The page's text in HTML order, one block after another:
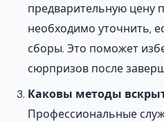
предварительную цену
необходимо уточнить,
сборы. Это поможет
сюрпризов после
Каковы методы
Профессиональные